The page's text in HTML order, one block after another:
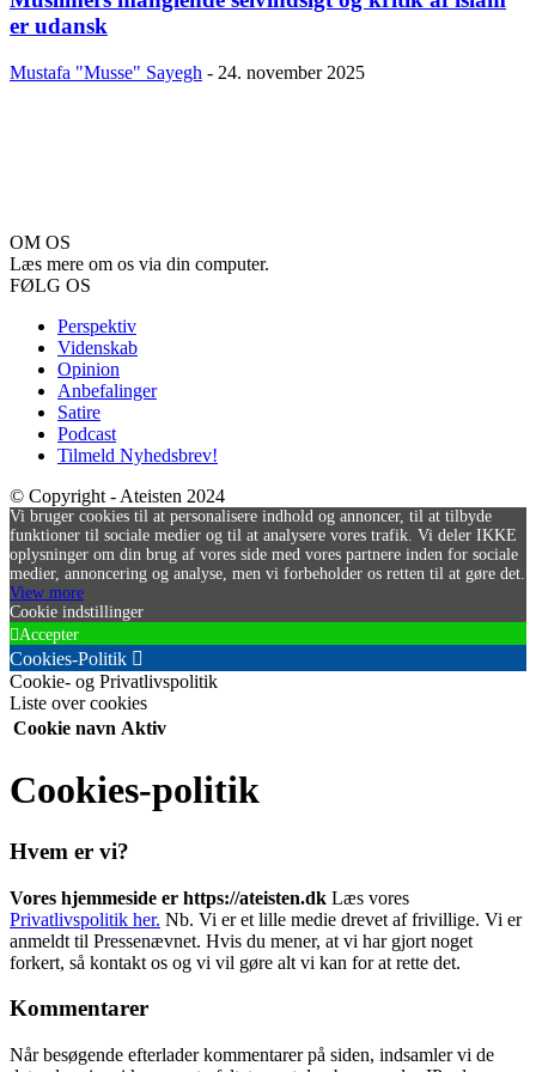
er udansk
Mustafa "Musse" Sayegh - 24. november 2025
OM OS
Læs mere om os via din computer.
FØLG OS
Perspektiv
Videnskab
Opinion
Anbefalinger
Satire
Podcast
Tilmeld Nyhedsbrev!
© Copyright - Ateisten 2024
Vi bruger cookies til at personalisere indhold og annoncer, til at tilbyde
funktioner til sociale medier og til at analysere vores trafik. Vi deler IKKE
oplysninger om din brug af vores side med vores partnere inden for sociale
medier, annoncering og analyse, men vi forbeholder os retten til at gøre det.
View more
Cookie indstillinger
Accepter
Cookies-Politik
Cookie- og Privatlivspolitik
Liste over cookies
Cookie navn Aktiv
Cookies-politik
Hvem er vi?
Vores hjemmeside er https://ateisten.dk Læs vores
Privatlivspolitik her. Nb. Vi er et lille medie drevet af frivillige. Vi er
anmeldt til Pressenævnet. Hvis du mener, at vi har gjort noget
forkert, så kontakt os og vi vil gøre alt vi kan for at rette det.
Kommentarer
Når besøgende efterlader kommentarer på siden, indsamler vi de